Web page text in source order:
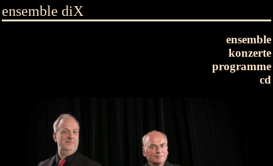
ensemble diX
ensemble
konzerte
programme
cd